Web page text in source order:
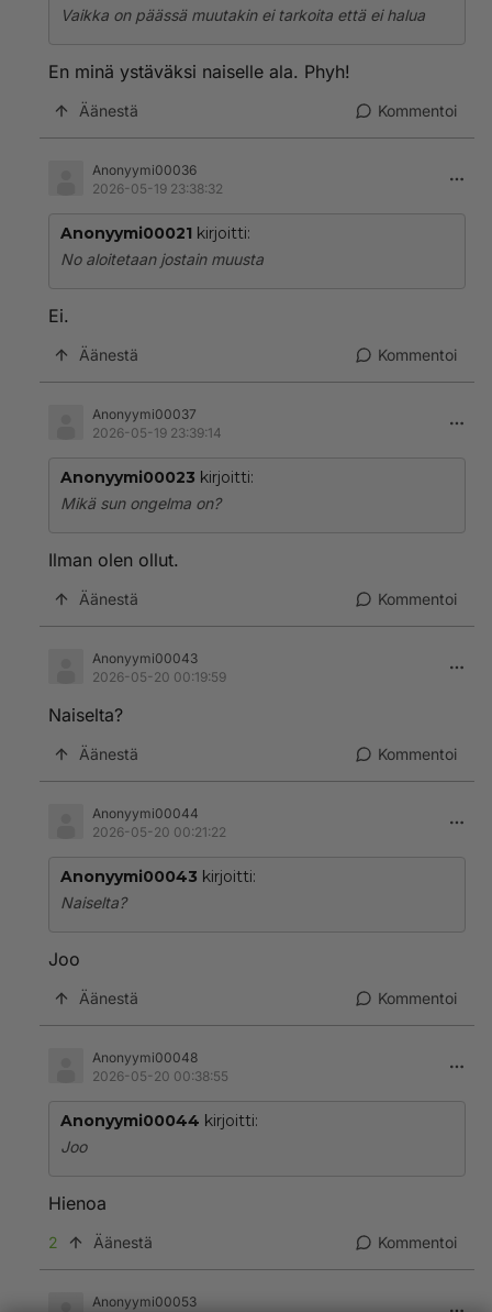
Vaikka on päässä muutakin ei tarkoita että ei halua
En minä ystäväksi naiselle ala. Phyh!
Äänestä Kommentoi
Anonyymi00036
2026-05-19 23:38:32
Anonyymi00021 kirjoitti:
No aloitetaan jostain muusta
Ei.
Äänestä Kommentoi
Anonyymi00037
2026-05-19 23:39:14
Anonyymi00023 kirjoitti:
Mikä sun ongelma on?
Ilman olen ollut.
Äänestä Kommentoi
Anonyymi00043
2026-05-20 00:19:59
Naiselta?
Äänestä Kommentoi
Anonyymi00044
2026-05-20 00:21:22
Anonyymi00043 kirjoitti:
Naiselta?
Joo
Äänestä Kommentoi
Anonyymi00048
2026-05-20 00:38:55
Anonyymi00044 kirjoitti:
Joo
Hienoa
2 Äänestä Kommentoi
Anonyymi00053